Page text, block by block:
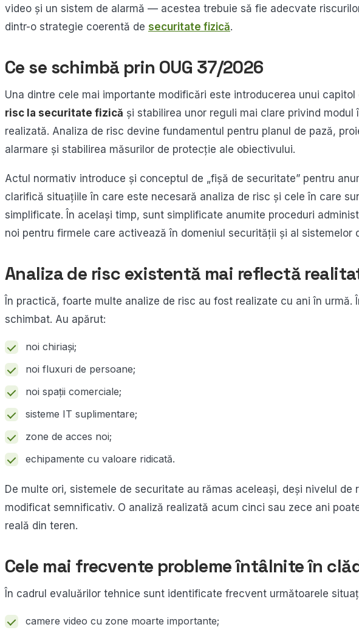
video și un sistem de alarmă — acestea trebuie să fie adecvate
dintr-o strategie coerentă de securitate fizică.
Ce se schimbă prin OUG 37/2026
Una dintre cele mai importante modificări este introducerea unui
risc la securitate fizică și stabilirea unor reguli mai clare privind modul
realizată. Analiza de risc devine fundamentul pentru planul de pază,
alarmare și stabilirea măsurilor de protecție ale obiectivului.
Actul normativ introduce și conceptul de „fișă de securitate” pentru
clarifică situațiile în care este necesară analiza de risc și cele în care
simplificate. În același timp, sunt simplificate anumite proceduri
noi pentru firmele care activează în domeniul securității și al sistemelor
Analiza de risc existentă mai reflectă
În practică, foarte multe analize de risc au fost realizate cu ani în urmă.
schimbat. Au apărut:
noi chiriași;
noi fluxuri de persoane;
noi spații comerciale;
sisteme IT suplimentare;
zone de acces noi;
echipamente cu valoare ridicată.
De multe ori, sistemele de securitate au rămas aceleași, deși nivelul de
modificat semnificativ. O analiză realizată acum cinci sau zece ani
reală din teren.
Cele mai frecvente probleme întâlnite în
În cadrul evaluărilor tehnice sunt identificate frecvent următoarele
camere video cu zone moarte importante;